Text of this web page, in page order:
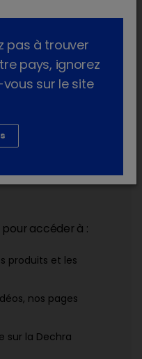
Se connecter
encore de
accéder à :
produits et les
nos pages
sur la Dechra
pas à trouver
pays, ignorez
sur le site